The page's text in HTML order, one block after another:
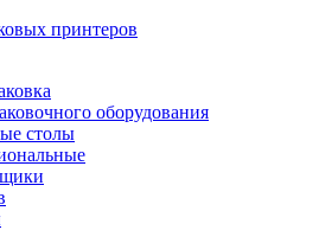
принтеров
оборудования
столы